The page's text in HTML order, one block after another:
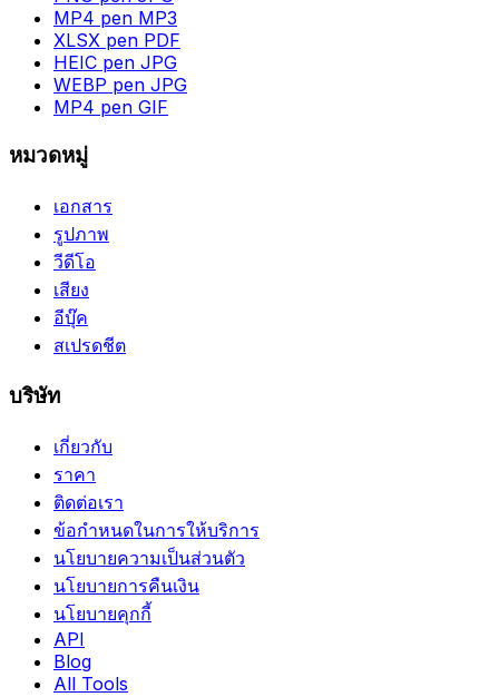
MP4 pen MP3
XLSX pen PDF
HEIC pen JPG
WEBP pen JPG
MP4 pen GIF
หมวดหมู่
เอกสาร
รูปภาพ
วีดีโอ
เสียง
อีบุ๊ค
สเปรดชีต
บริษัท
เกี่ยวกับ
ราคา
ติดต่อเรา
ข้อกำหนดในการให้บริการ
นโยบายความเป็นส่วนตัว
นโยบายการคืนเงิน
นโยบายคุกกี้
API
Blog
All Tools